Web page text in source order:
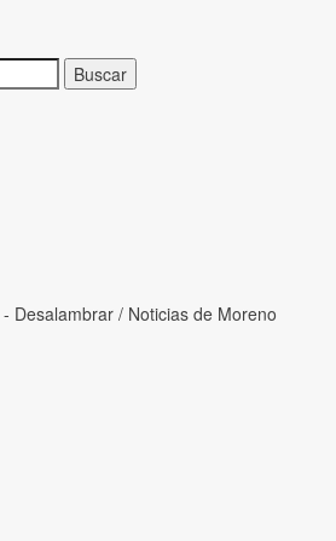
- Desalambrar / Noticias de Moreno